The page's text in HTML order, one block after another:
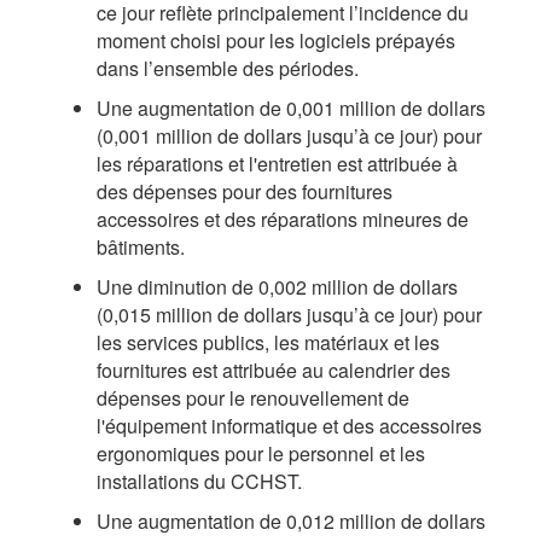
ce jour reflète principalement l’incidence du
moment choisi pour les logiciels prépayés
dans l’ensemble des périodes.
Une augmentation de 0,001 million de dollars
(0,001 million de dollars jusqu’à ce jour) pour
les réparations et l'entretien est attribuée à
des dépenses pour des fournitures
accessoires et des réparations mineures de
bâtiments.
Une diminution de 0,002 million de dollars
(0,015 million de dollars jusqu’à ce jour) pour
les services publics, les matériaux et les
fournitures est attribuée au calendrier des
dépenses pour le renouvellement de
l'équipement informatique et des accessoires
ergonomiques pour le personnel et les
installations du CCHST.
Une augmentation de 0,012 million de dollars